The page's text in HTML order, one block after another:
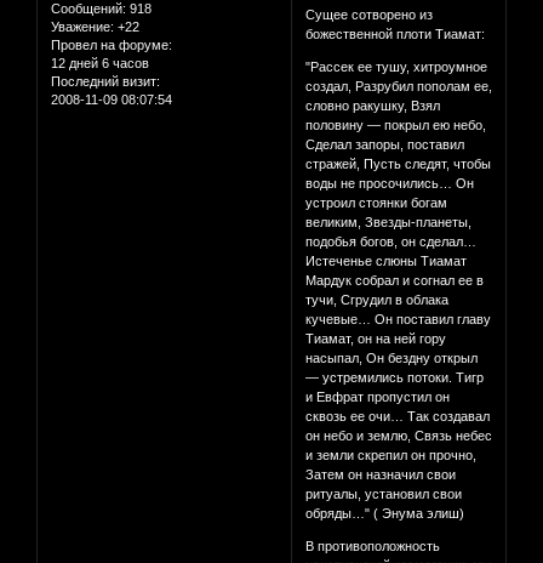
Сообщений: 918
Уважение: +22
Провел на форуме:
12 дней 6 часов
Последний визит:
2008-11-09 08:07:54
Сущее сотворено из
божественной плоти Тиамат:
"Рассек ее тушу, хитроумное
создал, Разрубил пополам ее,
словно ракушку, Взял
половину — покрыл ею небо,
Сделал запоры, поставил
стражей, Пусть следят, чтобы
воды не просочились… Он
устроил стоянки богам
великим, Звезды-планеты,
подобья богов, он сделал…
Истеченье слюны Тиамат
Мардук собрал и согнал ее в
тучи, Сгрудил в облака
кучевые… Он поставил главу
Тиамат, он на ней гору
насыпал, Он бездну открыл
— устремились потоки. Тигр
и Евфрат пропустил он
сквозь ее очи… Так создавал
он небо и землю, Связь небес
и земли скрепил он прочно,
Затем он назначил свои
ритуалы, установил свои
обряды…" ( Энума элиш)
В противоположность